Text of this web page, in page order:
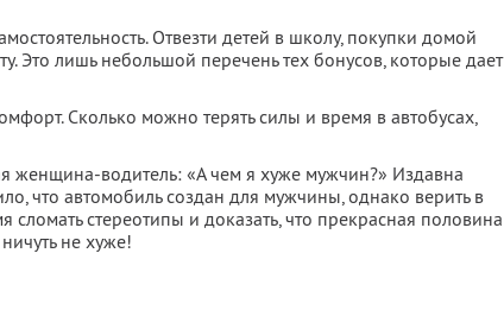
Отвезти детей в школу, покупки домой
Это лишь небольшой перечень тех бонусов, которые дает
Сколько можно терять силы и время в автобусах,
женщина-водитель: «А чем я хуже мужчин?» Издавна
что автомобиль создан для мужчины, однако верить в
сломать стереотипы и доказать, что прекрасная половина
не хуже!